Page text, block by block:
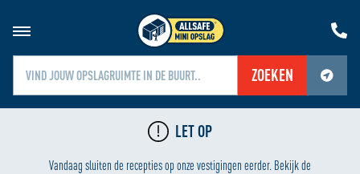
ZOEKEN
Jouw locatiediensten zijn uitgeschakeld.
Schakel jouw locatiediensten in om deze functie te gebruiken.
LET OP
Vandaag sluiten de recepties op onze vestigingen eerder. Bekijk de
24/7 BEVEILIGING